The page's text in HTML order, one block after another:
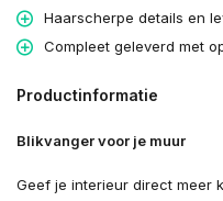
Haarscherpe details en
Compleet geleverd met
Productinformatie
Blikvanger voor je muur
Geef je interieur direct meer